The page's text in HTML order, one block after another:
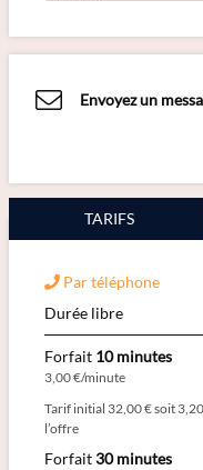
Envoyez un
TARIFS
Par téléphone
Durée libre
Forfait 10 minutes
3,00 €/minute
Tarif initial 32,00 € soit
l’offre
Forfait30 minutes